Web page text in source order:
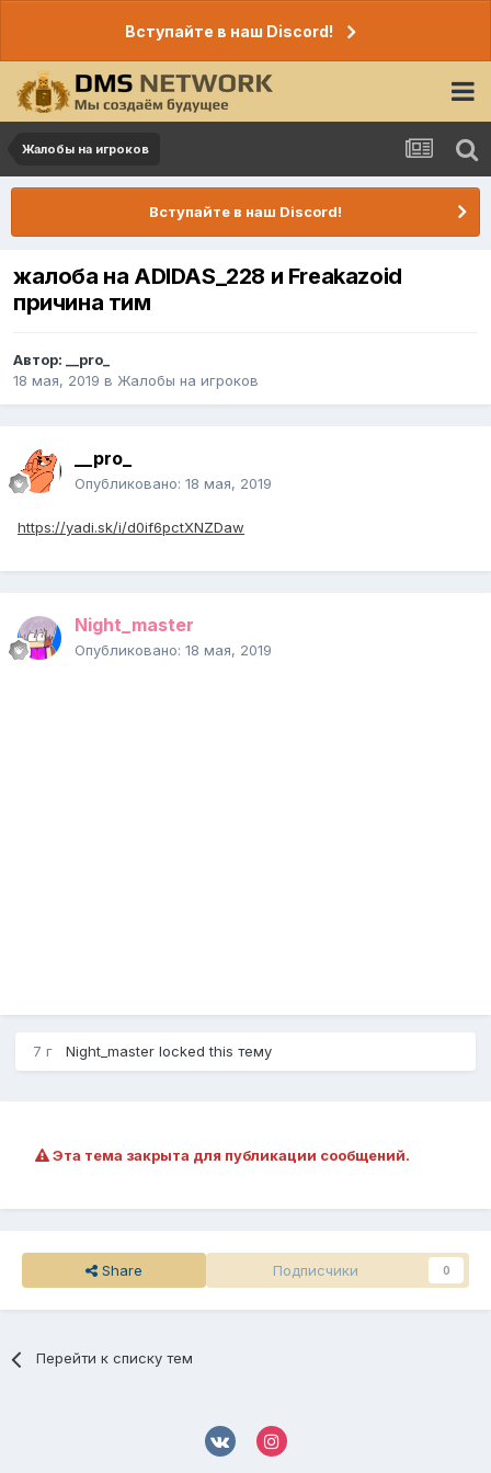
Вступайте в наш Discord!
Жалобы на игроков
Вступайте в наш Discord!
жалоба на ADIDAS_228 и Freakazoid
причина тим
Автор: __pro_
18 мая, 2019 в Жалобы на игроков
__pro_
Опубликовано: 18 мая, 2019
https://yadi.sk/i/d0if6pctXNZDaw
Night_master
Опубликовано: 18 мая, 2019
7 г Night_master locked this тему
Эта тема закрыта для публикации сообщений.
Share Подписчики 0
Перейти к списку тем